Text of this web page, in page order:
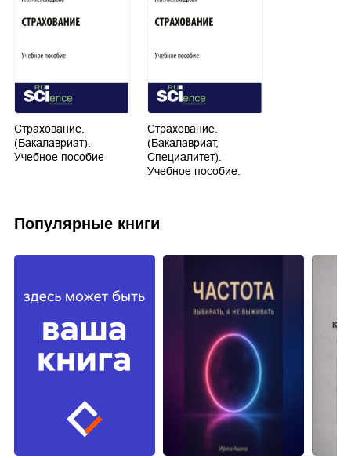
Страхование.
(Бакалавриат).
Учебное пособие
Страхование.
(Бакалавриат,
Специалитет).
Учебное пособие.
Популярные книги